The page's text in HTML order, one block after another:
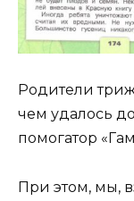
Родители
чем удалось
помогатор
При этом, мы,